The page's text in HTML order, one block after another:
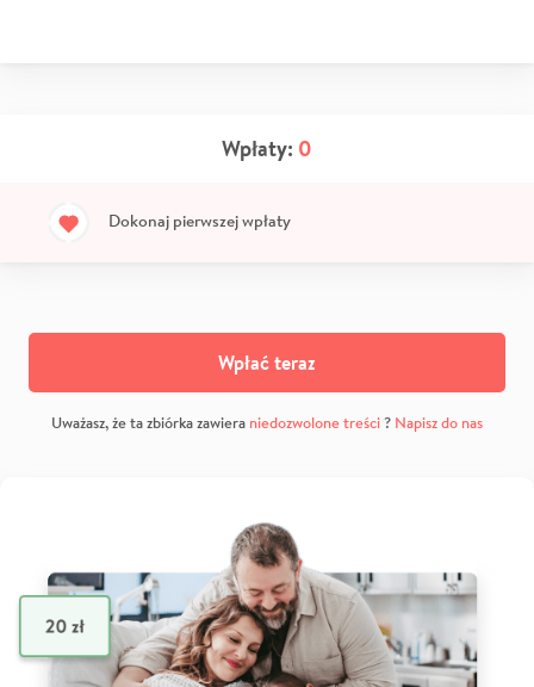
Wpłaty: 0
Dokonaj pierwszej wpłaty
Wpłać teraz
Uważasz, że ta zbiórka zawiera niedozwolone treści? Napisz do nas